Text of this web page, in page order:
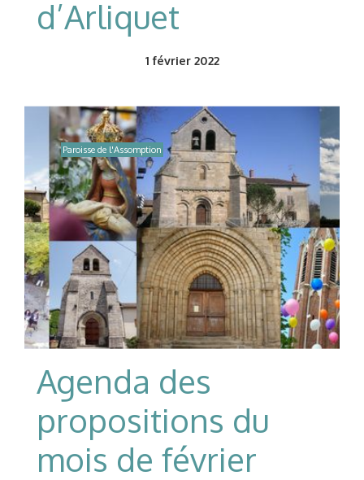
d’Arliquet
1 février 2022
Paroisse de l'Assomption
Agenda des
propositions du
mois de février